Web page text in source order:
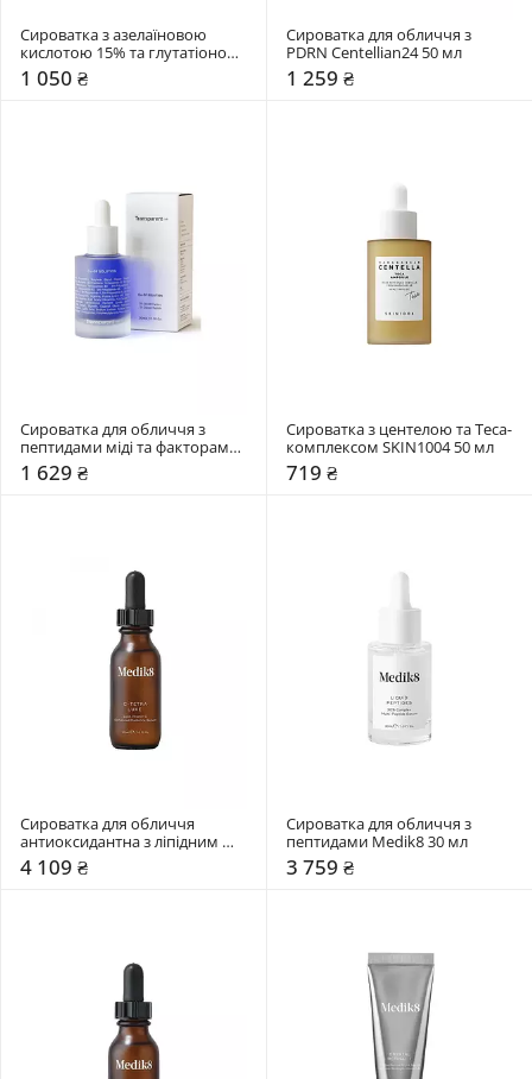
Сироватка з азелаїновою
кислотою 15% та глутатіоном
Needly 30 мл
1 050 ₴
Сироватка для обличчя з
PDRN Centellian24 50 мл
1 259 ₴
Сироватка для обличчя з
пептидами міді та факторами
росту Transparent Lab 30 мл
1 629 ₴
Сироватка з центелою та Teca-
комплексом SKIN1004 50 мл
719 ₴
Сироватка для обличчя
антиоксидантна з ліпідним
вітаміном С Medik8 30 мл
4 109 ₴
Сироватка для обличчя з
пептидами Medik8 30 мл
3 759 ₴